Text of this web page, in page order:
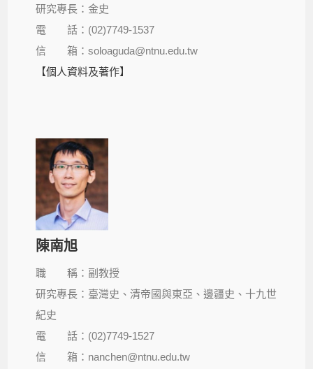
研究專長：金史
電 話：(02)7749-1537
信 箱：soloaguda@ntnu.edu.tw
【個人資料及著作】
陳南旭
職 稱：副教授
研究專長：臺灣史、清帝國與東亞、邊疆史、十九世
紀史
電 話：(02)7749-1527
信 箱：nanchen@ntnu.edu.tw